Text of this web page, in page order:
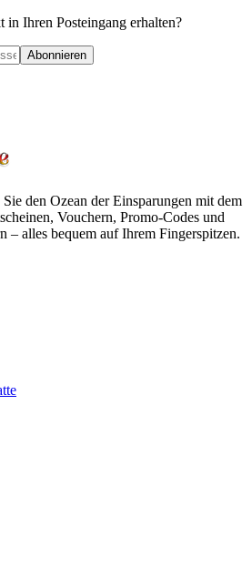
Ihren Posteingang erhalten?
Abonnieren
den Ozean der Einsparungen mit dem
Vouchern, Promo-Codes und
– alles bequem auf Ihrem Fingerspitzen.